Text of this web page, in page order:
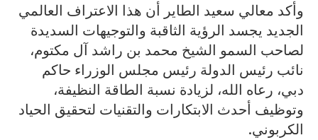
وأكد معالي سعيد الطاير أن هذا الاعتراف العالمي
الجديد يجسد الرؤية الثاقبة والتوجيهات السديدة
لصاحب السمو الشيخ محمد بن راشد آل مكتوم،
نائب رئيس الدولة رئيس مجلس الوزراء حاكم
دبي، رعاه الله، لزيادة نسبة الطاقة النظيفة،
وتوظيف أحدث الابتكارات والتقنيات لتحقيق الحياد
الكربوني.